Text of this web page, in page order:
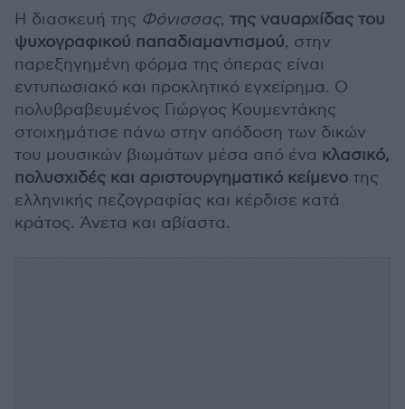
Η διασκευή της Φόνισσας, της ναυαρχίδας του
ψυχογραφικού παπαδιαμαντισμού, στην
παρεξηγημένη φόρμα της όπερας είναι
εντυπωσιακό και προκλητικό εγχείρημα. Ο
πολυβραβευμένος Γιώργος Κουμεντάκης
στοιχημάτισε πάνω στην απόδοση των δικών
του μουσικών βιωμάτων μέσα από ένα κλασικό,
πολυσχιδές και αριστουργηματικό κείμενο της
ελληνικής πεζογραφίας και κέρδισε κατά
κράτος. Άνετα και αβίαστα.